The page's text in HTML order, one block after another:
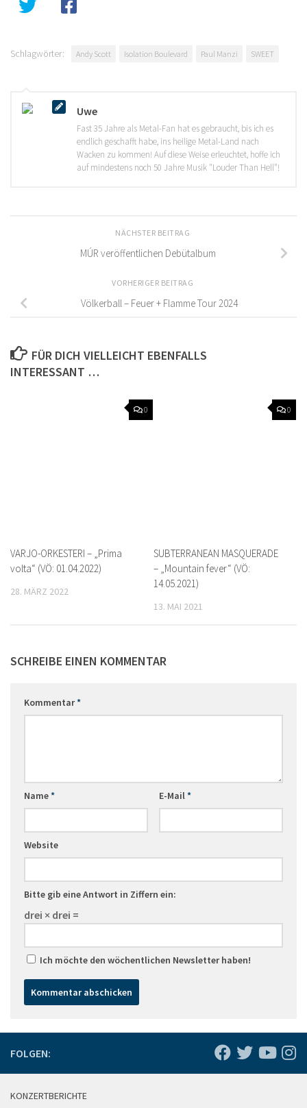
Schlagwörter: Andy Scott Isolation Boulevard Paul Manzi SWEET
Uwe
Fast 35 Jahre als Metal-Fan hat es gebraucht, bis ich es
endlich geschafft habe, ins heilige Metal-Land nach
Wacken zu kommen! Auf diese Weise erleuchtet, hoffe ich
auf mindestens noch 50 Jahre Musik "Louder Than Hell"!
NÄCHSTER BEITRAG
MÚR veröffentlichen Debütalbum
VORHERIGER BEITRAG
Völkerball – Feuer + Flamme Tour 2024
FÜR DICH VIELLEICHT EBENFALLS
INTERESSANT …
0
VARJO-ORKESTERI – „Prima
volta“ (VÖ: 01.04.2022)
28. MÄRZ 2022
0
SUBTERRANEAN MASQUERADE
– „Mountain fever“ (VÖ:
14.05.2021)
13. MAI 2021
SCHREIBE EINEN KOMMENTAR
Kommentar*
Name* E-Mail*
Website
Bitte gib eine Antwort in Ziffern ein:
drei × drei =
Ich möchte den wöchentlichen Newsletter haben!
FOLGEN:
KONZERTBERICHTE